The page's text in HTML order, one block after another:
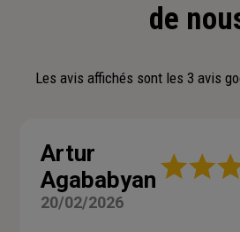
de
Les avis affichés sont les 3 avis
Artur
Agababyan
Note
20/02/2026